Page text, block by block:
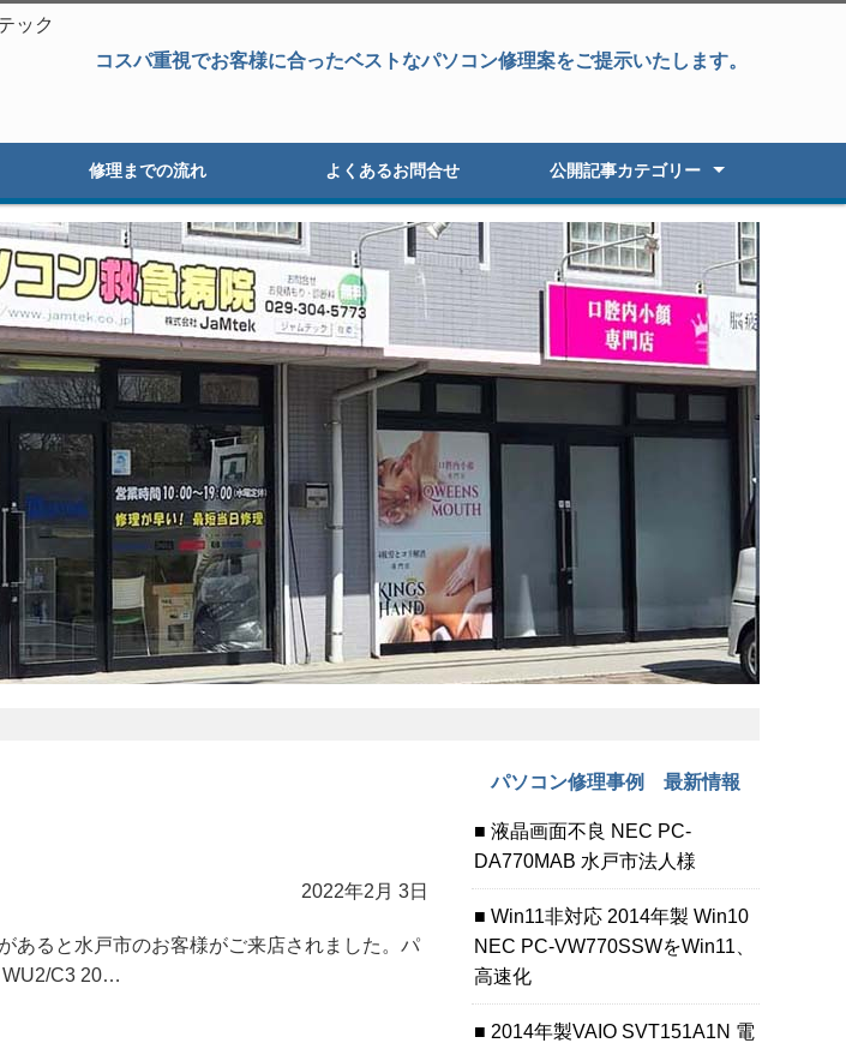
ック
コスパ重視でお客様に合ったベストなパソコン修理案をご提示いたします。
修理までの流れ よくあるお問合せ 公開記事カテゴリー
パソコン修理
データ復旧&パソコン修理
データ復旧・復元
液晶パネル修理
パソコン高速化
オーダーパソコン
Windowsアップグレード
パソコン初期セットアップ
パソコン販売
2022年2月 3日
あると水戸市のお客様がご来店されました。パ
WU2/C3 20…
パソコン修理事例 最新情報
液晶画面不良 NEC PC-
DA770MAB 水戸市法人様
Win11非対応 2014年製 Win10
NEC PC-VW770SSWをWin11、
高速化
2014年製VAIO SVT151A1N 電